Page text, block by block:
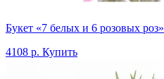
Букет «7 белых и 6 розовых роз»
4108 р. Купить